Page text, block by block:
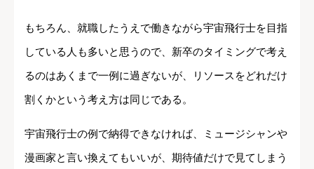
もちろん、就職したうえで働きながら宇宙飛行士を目指
している人も多いと思うので、新卒のタイミングで考え
るのはあくまで一例に過ぎないが、リソースをどれだけ
割くかという考え方は同じである。
宇宙飛行士の例で納得できなければ、ミュージシャンや
漫画家と言い換えてもいいが、期待値だけで見てしまう